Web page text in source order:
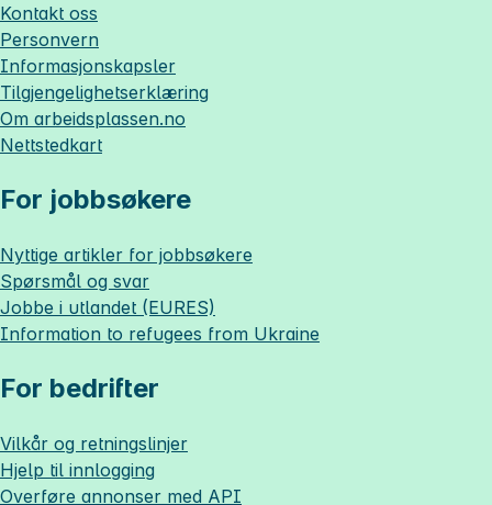
Kontakt oss
Personvern
Informasjonskapsler
Tilgjengelighetserklæring
Om arbeidsplassen.no
Nettstedkart
For jobbsøkere
Nyttige artikler for jobbsøkere
Spørsmål og svar
Jobbe i utlandet (EURES)
Information to refugees from Ukraine
For bedrifter
Vilkår og retningslinjer
Hjelp til innlogging
Overføre annonser med API